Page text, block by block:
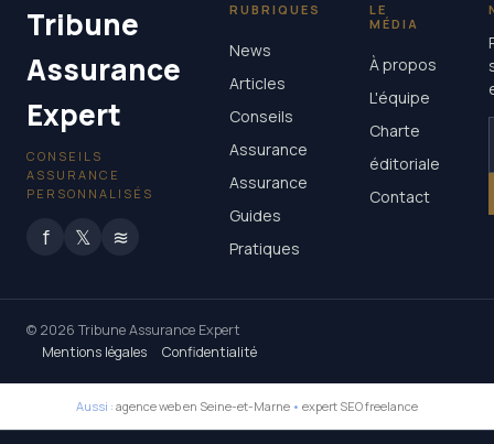
Tribune
Assurance
Expert
CONSEILS
ASSURANCE
PERSONNALISÉS
f 𝕏 ≋
RUBRIQUES
News
Articles
Conseils
Assurance
Assurance
Guides
Pratiques
LE
MÉDIA
À propos
L'équipe
Charte
éditoriale
Contact
© 2026 Tribune Assurance Expert
Mentions légales
Confidentialité
Aussi : agence web en Seine-et-Marne • expert SEO freelance